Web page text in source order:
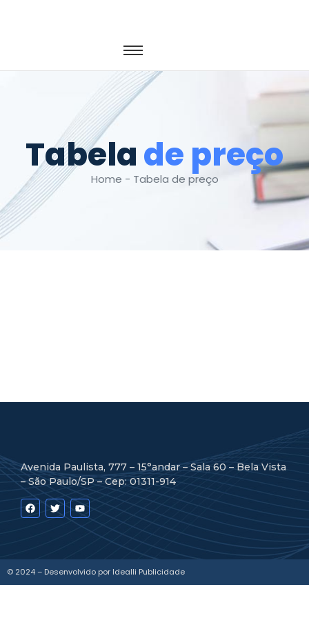
Tabelade preço
Home - Tabela de preço
Avenida Paulista, 777 – 15°andar – Sala 60 – Bela Vista
– São Paulo/SP – Cep: 01311-914
© 2024 – Desenvolvido por Idealli Publicidade